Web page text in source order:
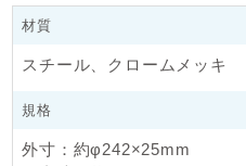
材質
スチール、クロームメッキ
規格
外寸：約φ242×25mm